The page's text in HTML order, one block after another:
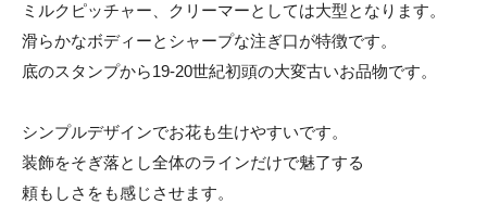
ミルクピッチャー、クリーマーとしては大型となります。
滑らかなボディーとシャープな注ぎ口が特徴です。
底のスタンプから19-20世紀初頭の大変古いお品物です。
シンプルデザインでお花も生けやすいです。
装飾をそぎ落とし全体のラインだけで魅了する
頼もしさをも感じさせます。